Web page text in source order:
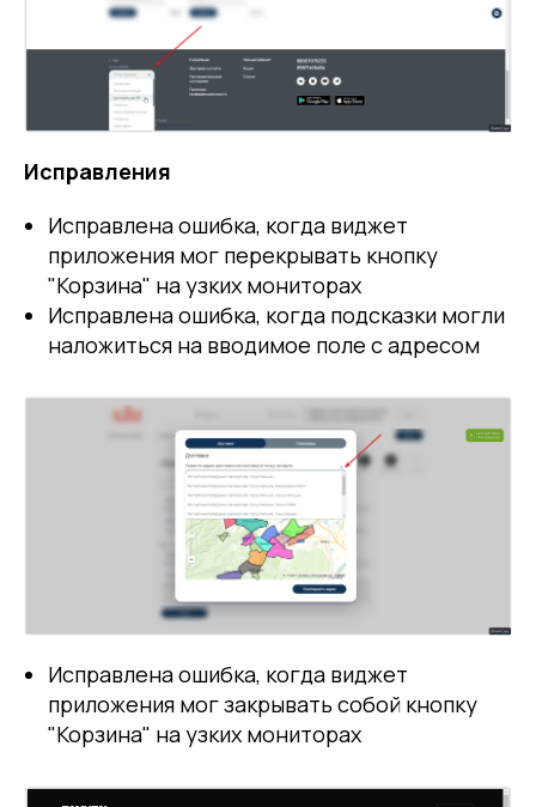
Исправления
Исправлена ошибка, когда виджет
приложения мог перекрывать кнопку
"Корзина" на узких мониторах
Исправлена ошибка, когда подсказки могли
наложиться на вводимое поле с адресом
Исправлена ошибка, когда виджет
приложения мог закрывать собой кнопку
"Корзина" на узких мониторах